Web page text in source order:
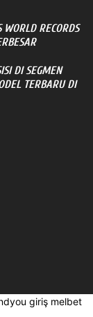
RECORDS
DI SEGMEN
TERBARU DI
giriş melbet